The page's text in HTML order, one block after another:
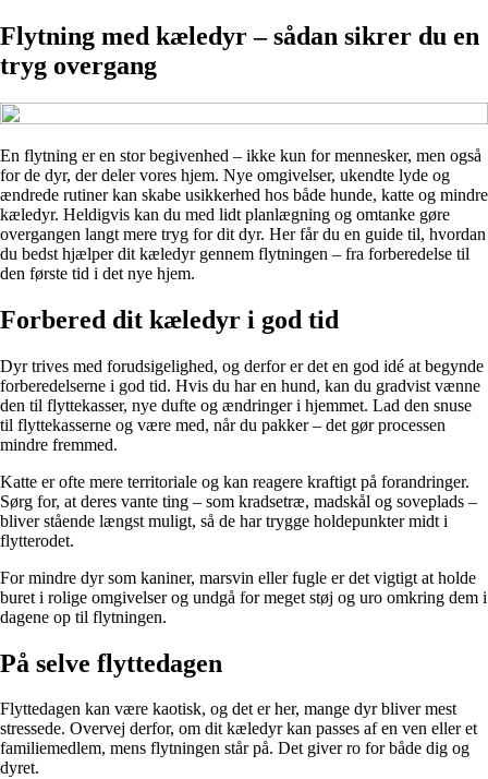
Flytning med kæledyr – sådan sikrer du en
tryg overgang
En flytning er en stor begivenhed – ikke kun for mennesker, men også
for de dyr, der deler vores hjem. Nye omgivelser, ukendte lyde og
ændrede rutiner kan skabe usikkerhed hos både hunde, katte og mindre
kæledyr. Heldigvis kan du med lidt planlægning og omtanke gøre
overgangen langt mere tryg for dit dyr. Her får du en guide til, hvordan
du bedst hjælper dit kæledyr gennem flytningen – fra forberedelse til
den første tid i det nye hjem.
Forbered dit kæledyr i god tid
Dyr trives med forudsigelighed, og derfor er det en god idé at begynde
forberedelserne i god tid. Hvis du har en hund, kan du gradvist vænne
den til flyttekasser, nye dufte og ændringer i hjemmet. Lad den snuse
til flyttekasserne og være med, når du pakker – det gør processen
mindre fremmed.
Katte er ofte mere territoriale og kan reagere kraftigt på forandringer.
Sørg for, at deres vante ting – som kradsetræ, madskål og soveplads –
bliver stående længst muligt, så de har trygge holdepunkter midt i
flytterodet.
For mindre dyr som kaniner, marsvin eller fugle er det vigtigt at holde
buret i rolige omgivelser og undgå for meget støj og uro omkring dem i
dagene op til flytningen.
På selve flyttedagen
Flyttedagen kan være kaotisk, og det er her, mange dyr bliver mest
stressede. Overvej derfor, om dit kæledyr kan passes af en ven eller et
familiemedlem, mens flytningen står på. Det giver ro for både dig og
dyret.